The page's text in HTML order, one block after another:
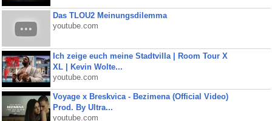
Das TLOU2 Meinungsdilemma
youtube.com
Ich zeige euch meine Stadtvilla | Room Tour X
XL | Kevin Wolte...
youtube.com
Voyage x Breskvica - Bezimena (Official Video)
Prod. By Ultra...
youtube.com